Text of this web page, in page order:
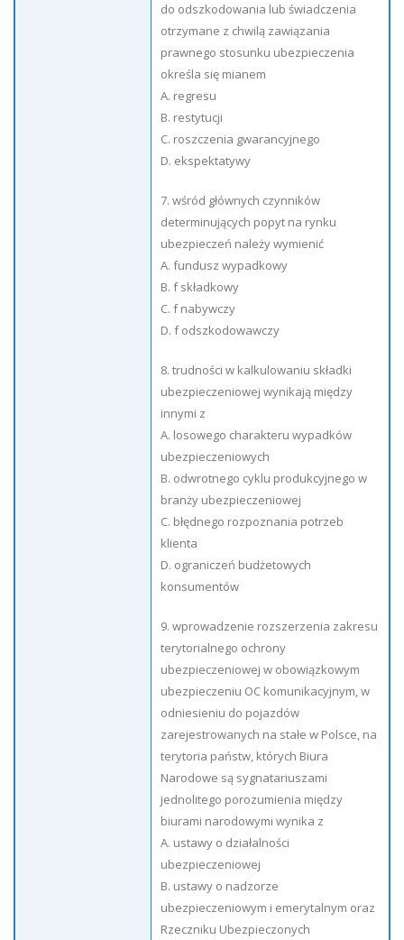
do odszkodowania lub świadczenia
otrzymane z chwilą zawiązania
prawnego stosunku ubezpieczenia
określa się mianem
A. regresu
B. restytucji
C. roszczenia gwarancyjnego
D. ekspektatywy
7. wśród głównych czynników
determinujących popyt na rynku
ubezpieczeń należy wymienić
A. fundusz wypadkowy
B. f składkowy
C. f nabywczy
D. f odszkodowawczy
8. trudności w kalkulowaniu składki
ubezpieczeniowej wynikają między
innymi z
A. losowego charakteru wypadków
ubezpieczeniowych
B. odwrotnego cyklu produkcyjnego w
branży ubezpieczeniowej
C. błędnego rozpoznania potrzeb
klienta
D. ograniczeń budżetowych
konsumentów
9. wprowadzenie rozszerzenia zakresu
terytorialnego ochrony
ubezpieczeniowej w obowiązkowym
ubezpieczeniu OC komunikacyjnym, w
odniesieniu do pojazdów
zarejestrowanych na stałe w Polsce, na
terytoria państw, których Biura
Narodowe są sygnatariuszami
jednolitego porozumienia między
biurami narodowymi wynika z
A. ustawy o działalności
ubezpieczeniowej
B. ustawy o nadzorze
ubezpieczeniowym i emerytalnym oraz
Rzeczniku Ubezpieczonych